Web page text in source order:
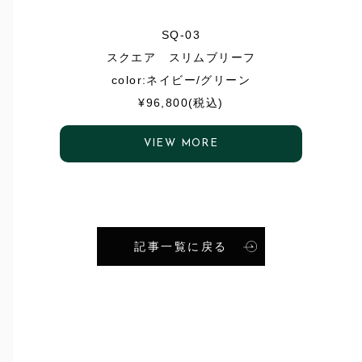
SQ-03
スクエア スリムブリーフ
color:ネイビー/グリーン
¥96,800(税込)
VIEW MORE
記事一覧に戻る